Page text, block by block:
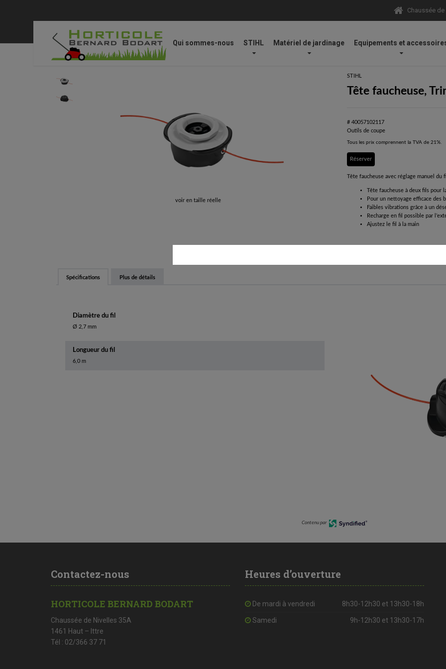
Chaussée
Qui sommes-nous STIHL Matériel de jardinage
Equipements et
Accueil/ STIHL Accessoires/Accessoires pour coupe-bordures / coupes-herbes / débroussailleuses Outils de coupe
voir en taille réelle
STIHL
Tête faucheuse,
# 40057102117
Outils de coupe
Tous les prix comprennent la TVA de 21%.
Réserver
Tête faucheuse avec réglage manuel du
Tête faucheuse à deux fils pour
Pour un nettoyage efficace des
Faibles vibrations grâce à un
Recharge en fil possible par
Ajustez le fil à la main
Spécifications Plus de détails
Diamètre du fil
Ø 2,7 mm
Longueur du fil
6,0 m
Contenu par
Contactez-nous
HORTICOLE BERNARD BODART
Chaussée de Nivelles 35A
1461 Haut – Ittre
Tél : 02/366 37 71
Heures d’ouverture
De mardi à vendredi 8h30-12h30 et 13h30-18h
Samedi 9h-12h30 et 13h30-17h